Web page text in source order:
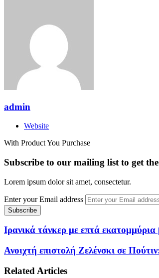
admin
Website
With Product You Purchase
Subscribe to our mailing list to get
Lorem ipsum dolor sit amet, consectetur.
Enter your Email address
Ιρανικά τάνκερ με επτά
Ανοιχτή επιστολή Ζελένσκι σε
Related Articles